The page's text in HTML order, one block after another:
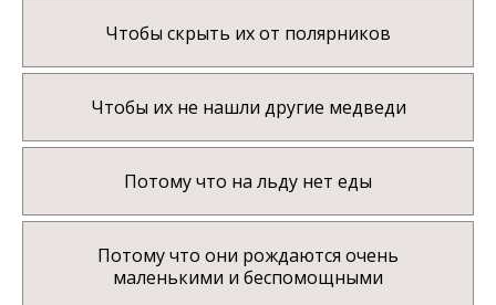
Чтобы скрыть их от полярников
Чтобы их не нашли другие медведи
Потому что на льду нет еды
Потому что они рождаются очень
маленькими и беспомощными